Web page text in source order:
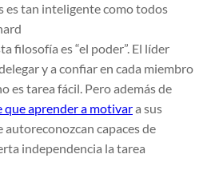
es tan inteligente como todos
filosofía es “el poder”. El líder
y a confiar en cada miembro
es tarea fácil. Pero además de
que aprender a motivara sus
autoreconozcan capaces de
independencia la tarea